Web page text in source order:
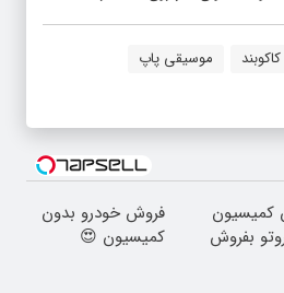
موسیقی پاپ
کمیسیون
بفروش
فروش خودرو بدون
کمیسیون 😍